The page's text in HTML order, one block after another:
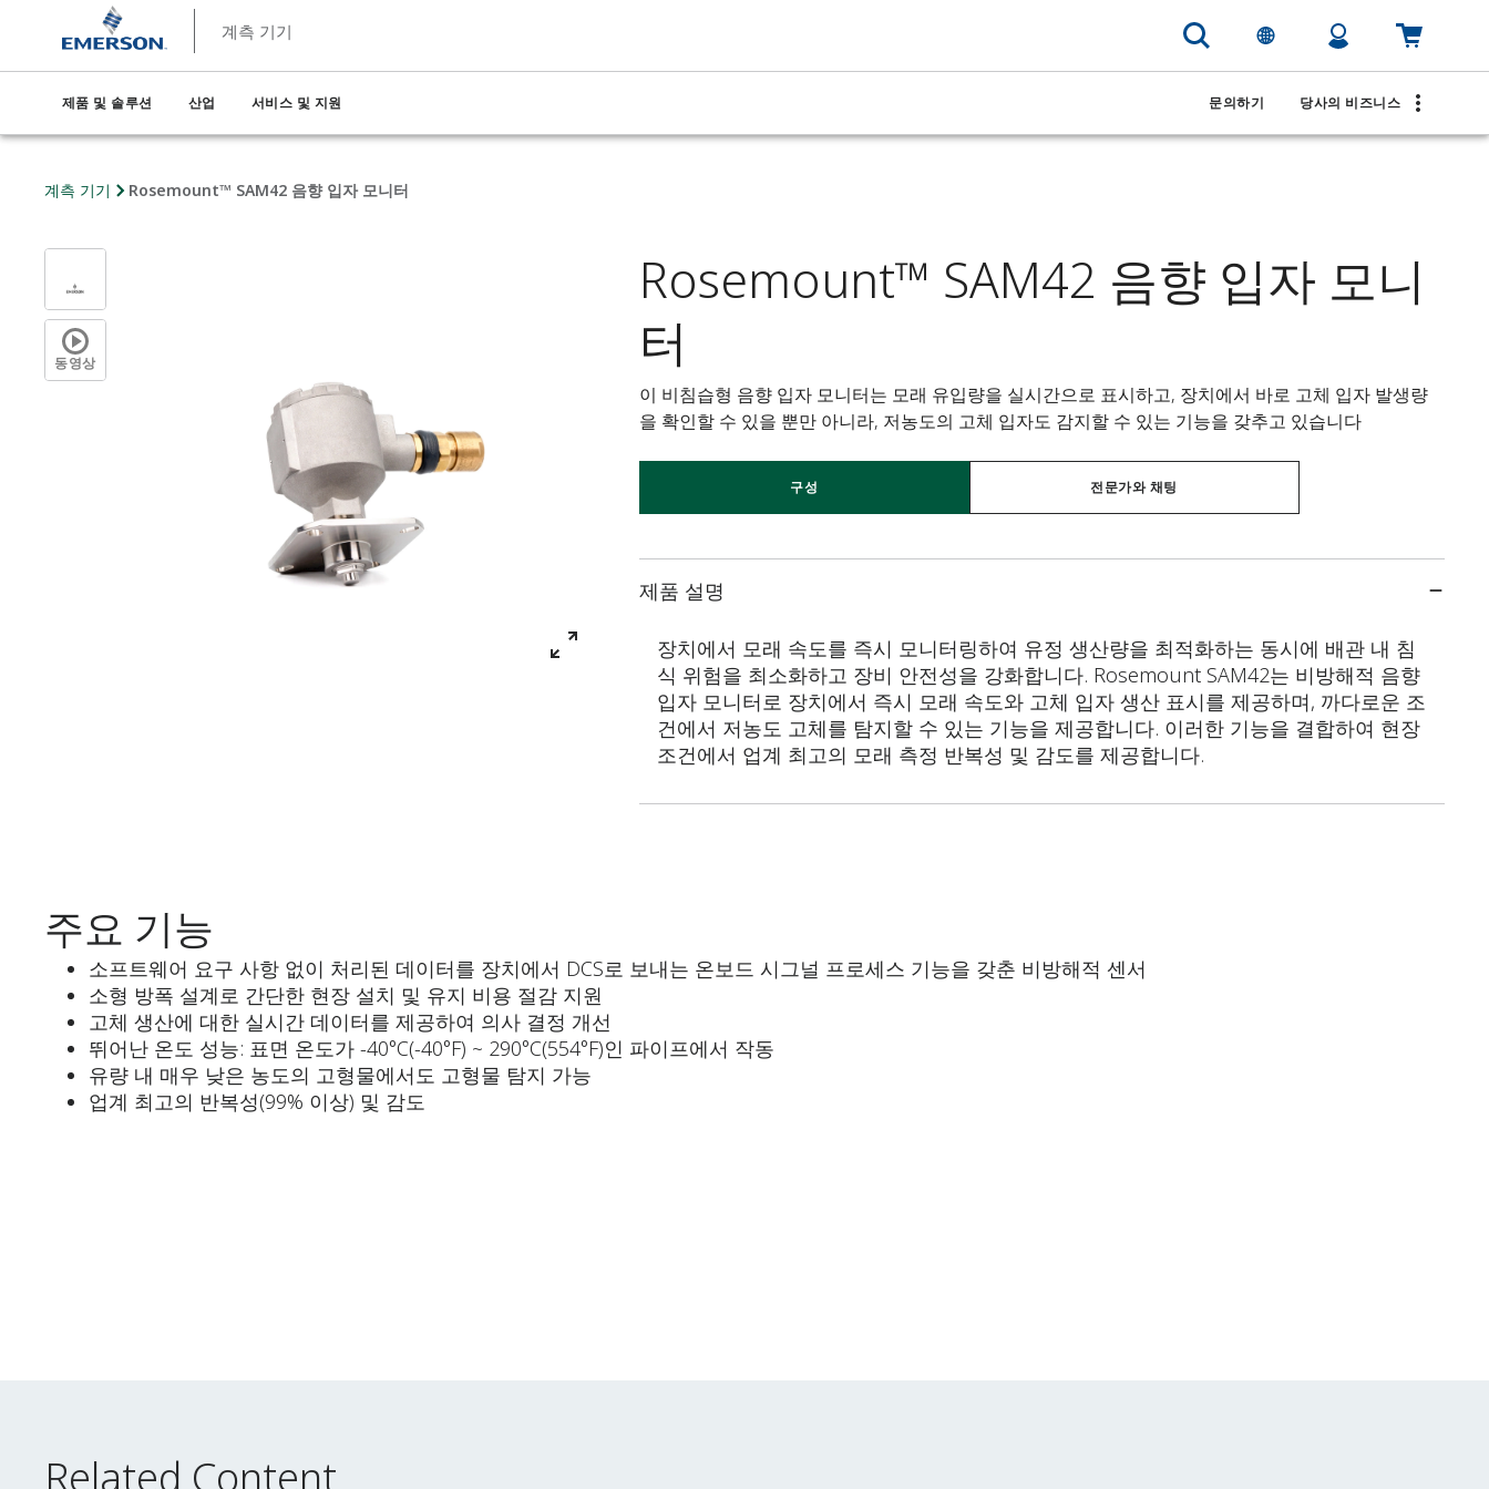
계측 기기
제품 및 솔루션 산업 서비스 및 지원 문의하기 당사의 비즈니스
계측 기기 Rosemount™ SAM42 음향 입자 모니터
동영상
Rosemount™ SAM42 음향 입자 모니
터
이 비침습형 음향 입자 모니터는 모래 유입량을 실시간으로 표시하고, 장치에서 바로 고체 입자 발생량
을 확인할 수 있을 뿐만 아니라, 저농도의 고체 입자도 감지할 수 있는 기능을 갖추고 있습니다
구성 전문가와 채팅
제품 설명
장치에서 모래 속도를 즉시 모니터링하여 유정 생산량을 최적화하는 동시에 배관 내 침
식 위험을 최소화하고 장비 안전성을 강화합니다. Rosemount SAM42는 비방해적 음향
입자 모니터로 장치에서 즉시 모래 속도와 고체 입자 생산 표시를 제공하며, 까다로운 조
건에서 저농도 고체를 탐지할 수 있는 기능을 제공합니다. 이러한 기능을 결합하여 현장
조건에서 업계 최고의 모래 측정 반복성 및 감도를 제공합니다.
주요 기능
소프트웨어 요구 사항 없이 처리된 데이터를 장치에서 DCS로 보내는 온보드 시그널 프로세스 기능을 갖춘 비방해적 센서
소형 방폭 설계로 간단한 현장 설치 및 유지 비용 절감 지원
고체 생산에 대한 실시간 데이터를 제공하여 의사 결정 개선
뛰어난 온도 성능: 표면 온도가 -40°C(-40°F) ~ 290°C(554°F)인 파이프에서 작동
유량 내 매우 낮은 농도의 고형물에서도 고형물 탐지 가능
업계 최고의 반복성(99% 이상) 및 감도
Related Content